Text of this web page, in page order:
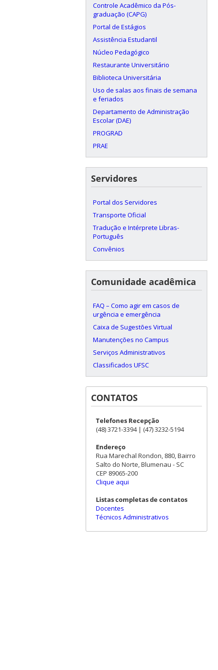
Controle Acadêmico da Pós-
graduação (CAPG)
Portal de Estágios
Assistência Estudantil
Núcleo Pedagógico
Restaurante Universitário
Biblioteca Universitária
Uso de salas aos finais de semana
e feriados
Departamento de Administração
Escolar (DAE)
PROGRAD
PRAE
Servidores
Portal dos Servidores
Transporte Oficial
Tradução e Intérprete Libras-
Português
Convênios
Comunidade acadêmica
FAQ – Como agir em casos de
urgência e emergência
Caixa de Sugestões Virtual
Manutenções no Campus
Serviços Administrativos
Classificados UFSC
CONTATOS
Telefones Recepção
(48) 3721-3394 | (47) 3232-5194
Endereço
Rua Marechal Rondon, 880, Bairro
Salto do Norte, Blumenau - SC
CEP 89065-200
Clique aqui
Listas completas de contatos
Docentes
Técnicos Administrativos